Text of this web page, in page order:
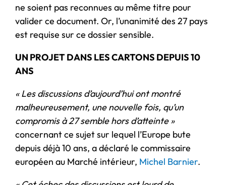
ne soient pas reconnues au même titre pour
valider ce document. Or, l’unanimité des 27 pays
est requise sur ce dossier sensible.
UN PROJET DANS LES CARTONS DEPUIS 10
ANS
« Les discussions d’aujourd’hui ont montré
malheureusement, une nouvelle fois, qu’un
compromis à 27 semble hors d’atteinte »
concernant ce sujet sur lequel l’Europe bute
depuis déjà 10 ans, a déclaré le commissaire
européen au Marché intérieur, Michel Barnier.